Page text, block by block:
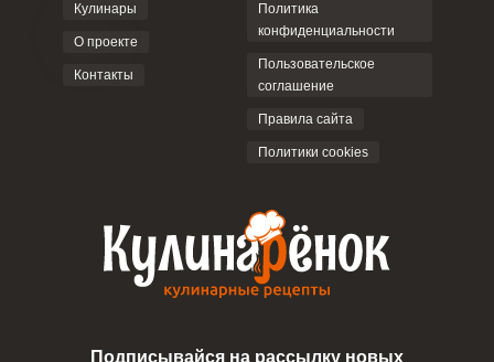
Кулинары
О проекте
Контакты
Политика
конфиденциальности
Пользовательское
соглашение
Правила сайта
Политики cookies
Подписывайся на рассылку новых